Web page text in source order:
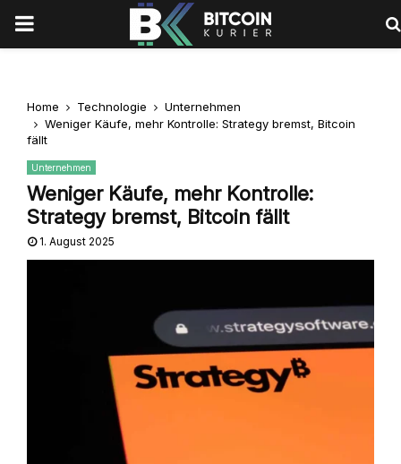
PRIMARY
Home Technologie
Unternehmen
Weniger Käufe, mehr Kontrolle: Strategy bremst, Bitcoin
fällt
Unternehmen
Weniger Käufe, mehr Kontrolle:
Strategy bremst, Bitcoin fällt
1. August 2025